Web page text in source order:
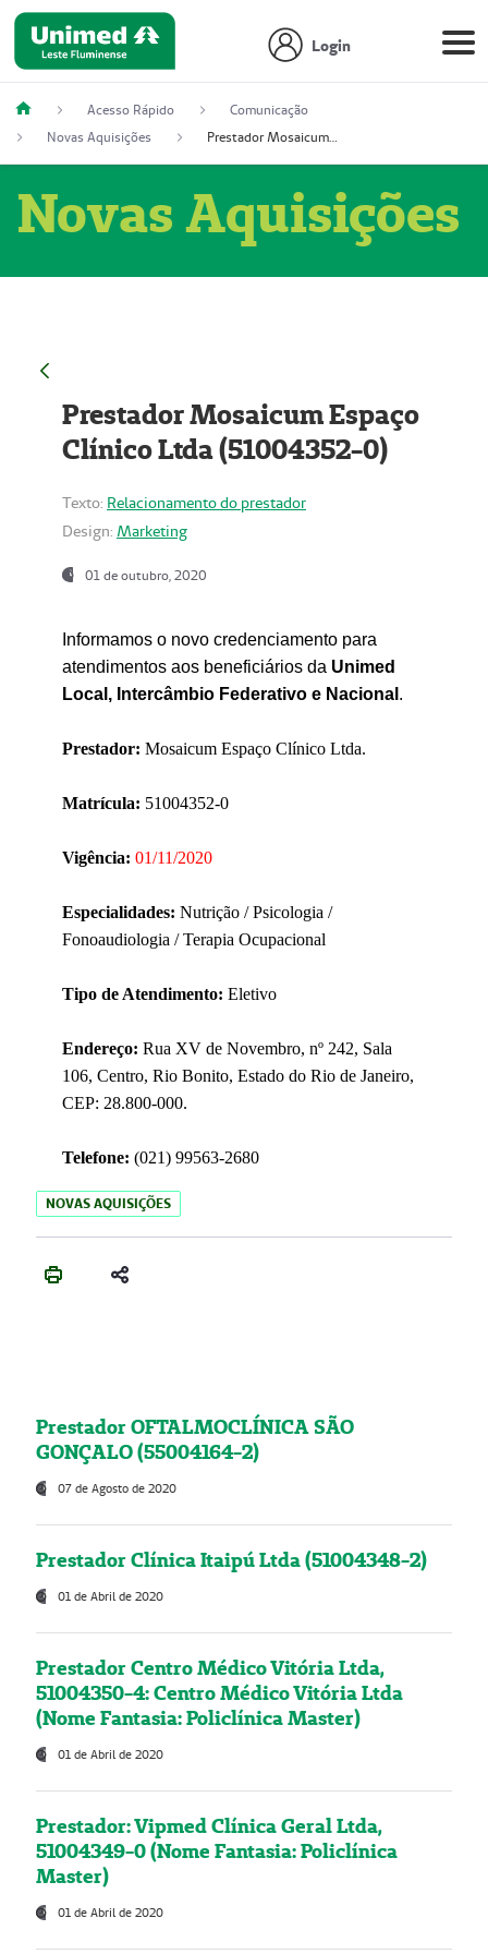
Login
Acesso Rápido
Comunicação
Novas Aquisições
Prestador Mosaicum Espaço Clínico Ltda (51004352-0)
Novas Aquisições
Prestador Mosaicum Espaço
Clínico Ltda (51004352-0)
Texto: Relacionamento do prestador
Design: Marketing
01 de outubro, 2020
Informamos o novo credenciamento para
atendimentos aos beneficiários da Unimed
Local, Intercâmbio Federativo e Nacional .
Prestador: Mosaicum Espaço Clínico Ltda.
Matrícula: 51004352-0
Vigência: 01/11/2020
Especialidades: Nutrição / Psicologia /
Fonoaudiologia / Terapia Ocupacional
Tipo de Atendimento: Eletivo
Endereço: Rua XV de Novembro, nº 242, Sala
106, Centro, Rio Bonito, Estado do Rio de Janeiro,
CEP: 28.800-000.
Telefone: (021) 99563-2680
NOVAS AQUISIÇÕES
Prestador OFTALMOCLÍNICA SÃO
GONÇALO (55004164-2)
07 de Agosto de 2020
Prestador Clínica Itaipú Ltda (51004348-2)
01 de Abril de 2020
Prestador Centro Médico Vitória Ltda,
51004350-4: Centro Médico Vitória Ltda
(Nome Fantasia: Policlínica Master)
01 de Abril de 2020
Prestador: Vipmed Clínica Geral Ltda,
51004349-0 (Nome Fantasia: Policlínica
Master)
01 de Abril de 2020